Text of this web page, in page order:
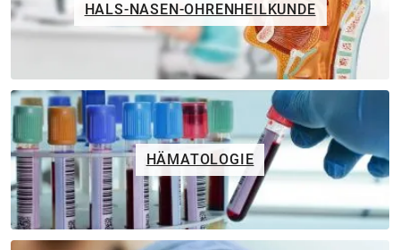
HALS-NASEN-OHRENHEILKUNDE
HÄMATOLOGIE